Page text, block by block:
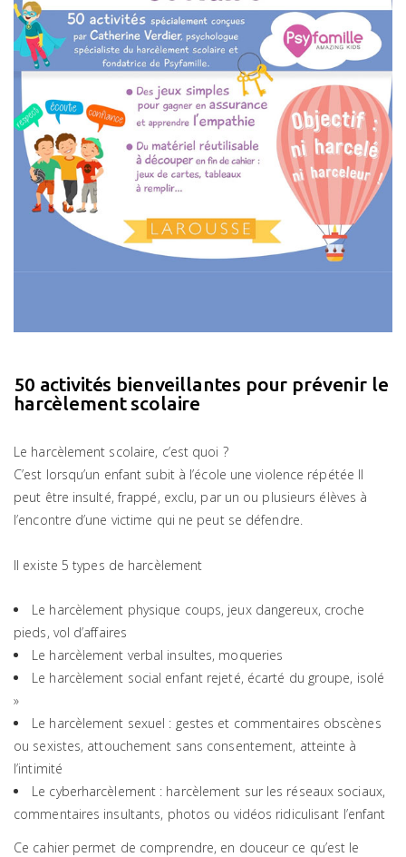
50 activités bienveillantes pour prévenir le
harcèlement scolaire
Le harcèlement scolaire, c’est quoi ?
C’est lorsqu’un enfant subit à l’école une violence répétée Il
peut être insulté, frappé, exclu, par un ou plusieurs élèves à
l’encontre d’une victime qui ne peut se défendre.
Il existe 5 types de harcèlement
Le harcèlement physique coups, jeux dangereux, croche
pieds, vol d’affaires
Le harcèlement verbal insultes, moqueries
Le harcèlement social enfant rejeté, écarté du groupe, isolé
»
Le harcèlement sexuel : gestes et commentaires obscènes
ou sexistes, attouchement sans consentement, atteinte à
l’intimité
Le cyberharcèlement : harcèlement sur les réseaux sociaux,
commentaires insultants, photos ou vidéos ridiculisant l’enfant
Ce cahier permet de comprendre, en douceur ce qu’est le